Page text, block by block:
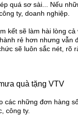
quá sơ sài... Nếu
ty, doanh nghiệp.
kết sẽ làm hài lòng
rẻ hơn nhưng
sẽ luôn sắc nét, rõ
quà tặng VTV
những đơn hàng
công ty.